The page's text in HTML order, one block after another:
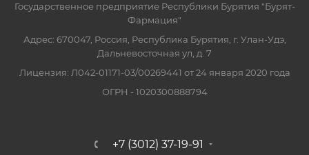
Государственное предприятие Республики Бурятия "Бурят-
Фармация"
Адрес: 670047, Россия, Республика Бурятия, г. Улан-Удэ,
Дальневосточная ул, д. 7
Лицензия: Л042-01171-03/00269441 от 24 января 2020 года
ОГРН - 1020300888794
+7 (3012) 37-19-91